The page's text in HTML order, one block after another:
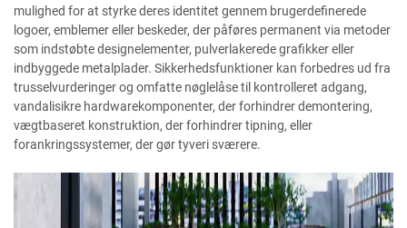
mulighed for at styrke deres identitet gennem brugerdefinerede
logoer, emblemer eller beskeder, der påføres permanent via metoder
som indstøbte designelementer, pulverlakerede grafikker eller
indbyggede metalplader. Sikkerhedsfunktioner kan forbedres ud fra
trusselvurderinger og omfatte nøglelåse til kontrolleret adgang,
vandalisikre hardwarekomponenter, der forhindrer demontering,
vægtbaseret konstruktion, der forhindrer tipning, eller
forankringssystemer, der gør tyveri sværere.